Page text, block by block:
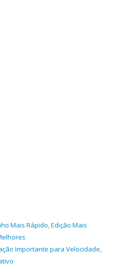
Mais Rápido, Edição Mais
Importante para Velocidade,